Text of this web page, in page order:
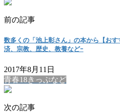
前の記事
数多くの「池上彰さん」の本から【お
済、宗教、歴史、教養などｰ
2017年8月11日
青春18きっぷなど
次の記事